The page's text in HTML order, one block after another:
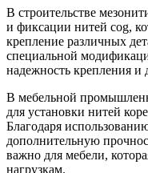
В строительстве
и фиксации нитей cog,
крепление различных
специальной
надежность крепления и
В мебельной
для установки нитей
Благодаря
дополнительную
важно для мебели,
нагрузкам.